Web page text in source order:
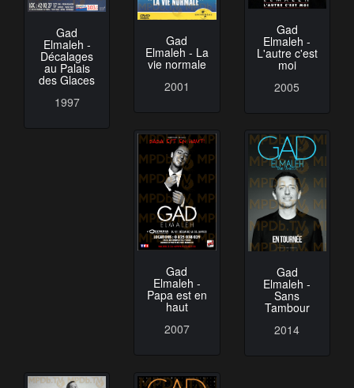
Gad
Elmaleh -
Décalages
au Palais
des Glaces
1997
Gad
Elmaleh - La
vie normale
2001
Gad
Elmaleh -
L'autre c'est
moi
2005
Gad
Elmaleh -
Papa est en
haut
2007
Gad
Elmaleh -
Sans
Tambour
2014